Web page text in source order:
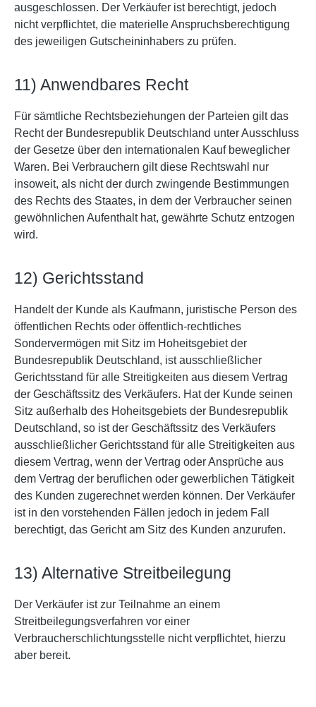
ausgeschlossen. Der Verkäufer ist berechtigt, jedoch
nicht verpflichtet, die materielle Anspruchsberechtigung
des jeweiligen Gutscheininhabers zu prüfen.
11) Anwendbares Recht
Für sämtliche Rechtsbeziehungen der Parteien gilt das
Recht der Bundesrepublik Deutschland unter Ausschluss
der Gesetze über den internationalen Kauf beweglicher
Waren. Bei Verbrauchern gilt diese Rechtswahl nur
insoweit, als nicht der durch zwingende Bestimmungen
des Rechts des Staates, in dem der Verbraucher seinen
gewöhnlichen Aufenthalt hat, gewährte Schutz entzogen
wird.
12) Gerichtsstand
Handelt der Kunde als Kaufmann, juristische Person des
öffentlichen Rechts oder öffentlich-rechtliches
Sondervermögen mit Sitz im Hoheitsgebiet der
Bundesrepublik Deutschland, ist ausschließlicher
Gerichtsstand für alle Streitigkeiten aus diesem Vertrag
der Geschäftssitz des Verkäufers. Hat der Kunde seinen
Sitz außerhalb des Hoheitsgebiets der Bundesrepublik
Deutschland, so ist der Geschäftssitz des Verkäufers
ausschließlicher Gerichtsstand für alle Streitigkeiten aus
diesem Vertrag, wenn der Vertrag oder Ansprüche aus
dem Vertrag der beruflichen oder gewerblichen Tätigkeit
des Kunden zugerechnet werden können. Der Verkäufer
ist in den vorstehenden Fällen jedoch in jedem Fall
berechtigt, das Gericht am Sitz des Kunden anzurufen.
13) Alternative Streitbeilegung
Der Verkäufer ist zur Teilnahme an einem
Streitbeilegungsverfahren vor einer
Verbraucherschlichtungsstelle nicht verpflichtet, hierzu
aber bereit.